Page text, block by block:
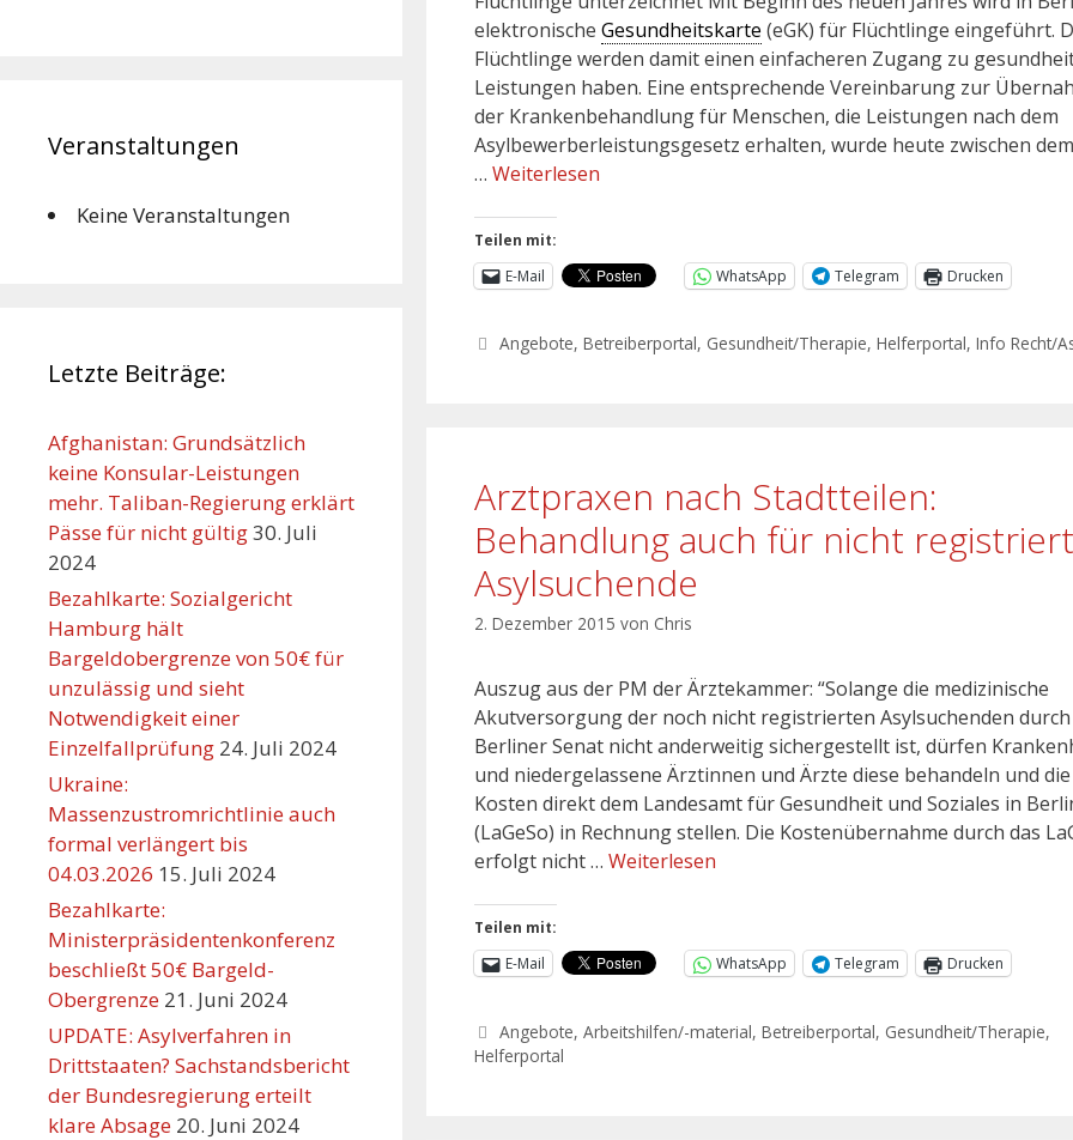
elektronische Gesundheitskarte (eGK) für Flüchtlinge eingeführt.
Flüchtlinge werden damit einen einfacheren Zugang zu
Leistungen haben. Eine entsprechende Vereinbarung zur
der Krankenbehandlung für Menschen, die Leistungen nach dem
Asylbewerberleistungsgesetz erhalten, wurde heute zwischen
… Weiterlesen
Teilen mit:
E-Mail
WhatsApp Telegram Drucken
Angebote,Betreiberportal, Gesundheit/Therapie,Helferportal,Info Recht/
Arztpraxen nach Stadtteilen:
Behandlung auch für nicht
Asylsuchende
2. Dezember 2015 von Chris
Auszug aus der PM der Ärztekammer: “Solange die medizinische
Akutversorgung der noch nicht registrierten Asylsuchenden durch
Berliner Senat nicht anderweitig sichergestellt ist, dürfen
und niedergelassene Ärztinnen und Ärzte diese behandeln und die
Kosten direkt dem Landesamt für Gesundheit und Soziales in
(LaGeSo) in Rechnung stellen. Die Kostenübernahme durch das
erfolgt nicht … Weiterlesen
Teilen mit:
E-Mail
WhatsApp Telegram Drucken
Angebote,Arbeitshilfen/-material,Betreiberportal, Gesundheit/Therapie,
Helferportal
Veranstaltungen
Keine Veranstaltungen
Letzte Beiträge:
Afghanistan: Grundsätzlich
keine Konsular-Leistungen
mehr. Taliban-Regierung erklärt
Pässe für nicht gültig30. Juli
2024
Bezahlkarte: Sozialgericht
Hamburg hält
Bargeldobergrenze von 50€ für
unzulässig und sieht
Notwendigkeit einer
Einzelfallprüfung 24. Juli 2024
Ukraine:
Massenzustromrichtlinie auch
formal verlängert bis
04.03.2026 15. Juli 2024
Bezahlkarte:
Ministerpräsidentenkonferenz
beschließt 50€ Bargeld-
Obergrenze 21. Juni 2024
UPDATE: Asylverfahren in
Drittstaaten? Sachstandsbericht
der Bundesregierung erteilt
klare Absage 20. Juni 2024